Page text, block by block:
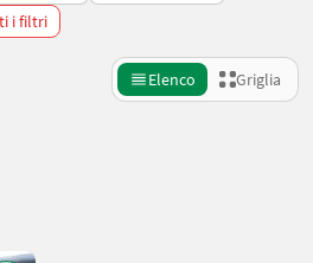
i filtri
Elenco Griglia